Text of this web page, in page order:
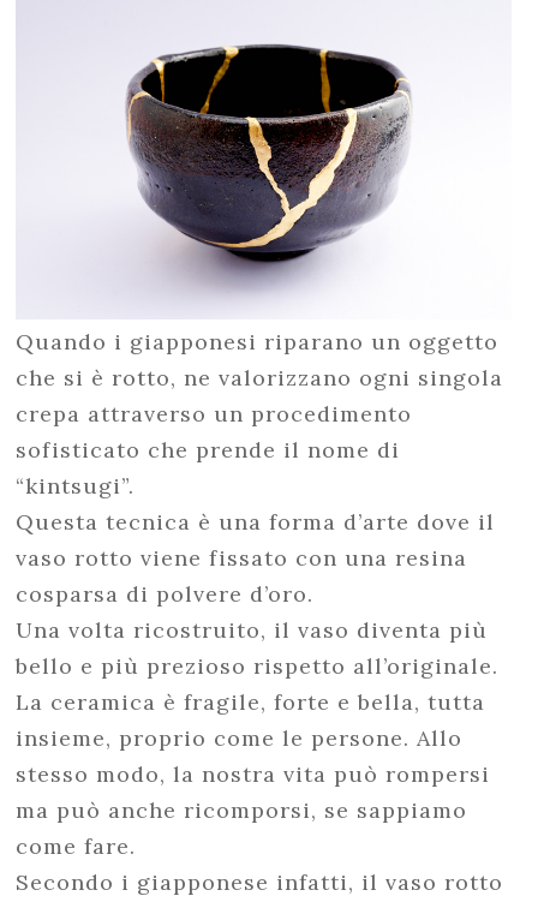
Quando i giapponesi riparano un oggetto
che si è rotto, ne valorizzano ogni singola
crepa attraverso un procedimento
sofisticato che prende il nome di
“kintsugi”.
Questa tecnica è una forma d’arte dove il
vaso rotto viene fissato con una resina
cosparsa di polvere d’oro.
Una volta ricostruito, il vaso diventa più
bello e più prezioso rispetto all’originale.
La ceramica è fragile, forte e bella, tutta
insieme, proprio come le persone. Allo
stesso modo, la nostra vita può rompersi
ma può anche ricomporsi, se sappiamo
come fare.
Secondo i giapponese infatti, il vaso rotto